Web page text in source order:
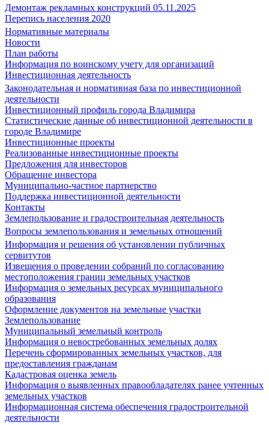
Демонтаж рекламных конструкций 05.11.2025
Перепись населения 2020
Нормативные материалы
Новости
План работы
Информация по воинскому учету для организаций
Инвестиционная деятельность
Законодательная и нормативная база по инвестиционной
деятельности
Инвестиционный профиль города Владимира
Статистические данные об инвестиционной деятельности в
городе Владимире
Инвестиционные проекты
Реализованные инвестиционные проекты
Предложения для инвесторов
Обращение инвестора
Муниципально-частное партнерство
Поддержка инвестиционной деятельности
Контакты
Землепользование и градостроительная деятельность
Вопросы землепользования и земельных отношений
Информация и решения об установлении публичных
сервитутов
Извещения о проведении собраний по согласованию
местоположения границ земельных участков
Информация о земельных ресурсах муниципального
образования
Оформление документов на земельные участки
Землепользование
Муниципальный земельный контроль
Информация о невостребованных земельных долях
Перечень сформированных земельных участков, для
предоставления гражданам
Кадастровая оценка земель
Информация о выявленных правообладателях ранее учтенных
земельных участков
Информационная система обеспечения градостроительной
деятельности